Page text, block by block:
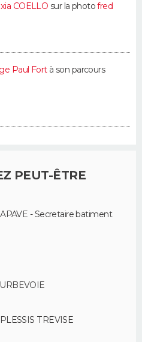
COELLO sur la photofred
Paul Fortà son parcours
PEUT-ÊTRE
- Secretaire batiment
TREVISE